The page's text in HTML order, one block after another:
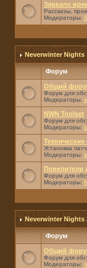
Зеркало
Рассказы,
Модераторы:
Neverwinter Nights
Форум
Общий
Форум для
Модераторы:
NWN Toolset
Форум для
Модераторы:
Установка
Модераторы:
Повелители
Форум для
Модераторы:
Neverwinter Nights
Форум
Общий
Форум для
Модераторы: